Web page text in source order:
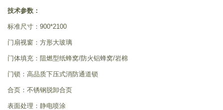
技术参数：
标准尺寸：900*2100
门扇视窗：方形大玻璃
门体填充：阻燃型纸蜂窝/防火铝蜂窝/岩棉
门锁：高品质下压式消防通道锁
合页：不锈钢脱卸合页
表面处理：静电喷涂